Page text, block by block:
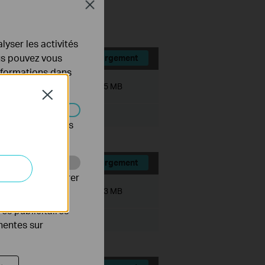
Téléchargement
1.75 MB
Téléchargement
2.53 MB
Close
les activités
pouvez vous
dans
être désactivés
pour améliorer
publicitaires
sur
Close